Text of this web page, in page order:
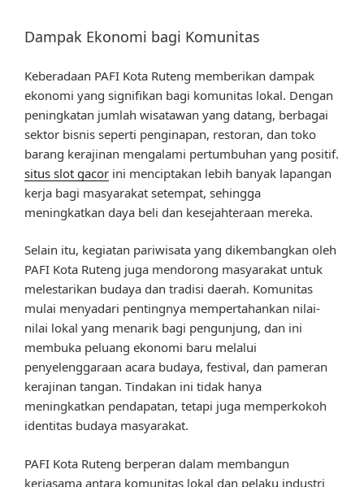
Dampak Ekonomi bagi Komunitas
Keberadaan PAFI Kota Ruteng memberikan dampak
ekonomi yang signifikan bagi komunitas lokal. Dengan
peningkatan jumlah wisatawan yang datang, berbagai
sektor bisnis seperti penginapan, restoran, dan toko
barang kerajinan mengalami pertumbuhan yang positif.
situs slot gacor ini menciptakan lebih banyak lapangan
kerja bagi masyarakat setempat, sehingga
meningkatkan daya beli dan kesejahteraan mereka.
Selain itu, kegiatan pariwisata yang dikembangkan oleh
PAFI Kota Ruteng juga mendorong masyarakat untuk
melestarikan budaya dan tradisi daerah. Komunitas
mulai menyadari pentingnya mempertahankan nilai-
nilai lokal yang menarik bagi pengunjung, dan ini
membuka peluang ekonomi baru melalui
penyelenggaraan acara budaya, festival, dan pameran
kerajinan tangan. Tindakan ini tidak hanya
meningkatkan pendapatan, tetapi juga memperkokoh
identitas budaya masyarakat.
PAFI Kota Ruteng berperan dalam membangun
kerjasama antara komunitas lokal dan pelaku industri